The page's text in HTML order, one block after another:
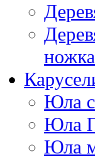
Юла
Юла
Юла